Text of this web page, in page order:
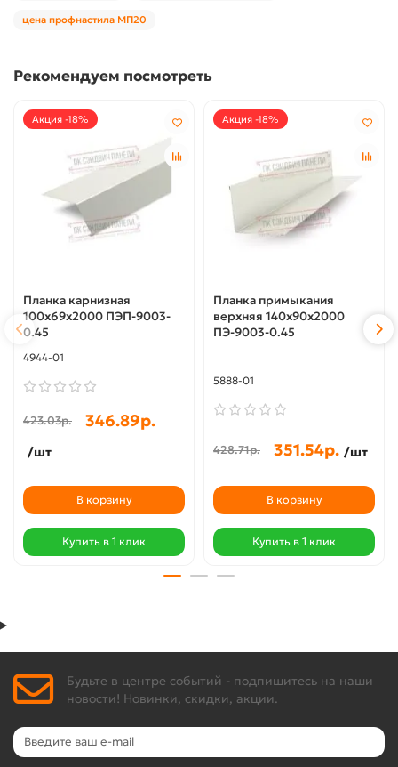
цена профнастила МП20
Рекомендуем посмотреть
Акция -18%
Планка карнизная
100х69х2000 ПЭП-9003-
0.45
4944-01
423.03р. 346.89р.
/шт
В корзину
Купить в 1 клик
Акция -18%
Планка примыкания
верхняя 140х90х2000
ПЭ-9003-0.45
5888-01
428.71р. 351.54р. /шт
В корзину
Купить в 1 клик
Будьте в центре событий - подпишитесь на наши
новости! Новинки, скидки, акции.